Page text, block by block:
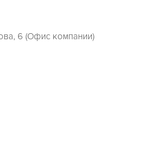
6 (Офис компании)